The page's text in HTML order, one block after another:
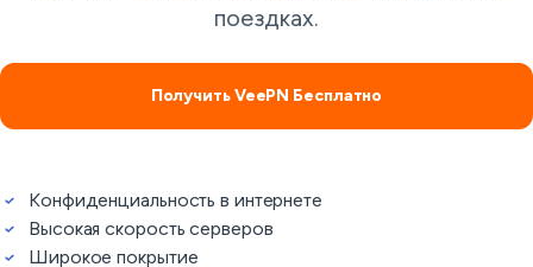
поездках.
Получить VeePN Бесплатно
Конфиденциальность в интернете
Высокая скорость серверов
Широкое покрытие